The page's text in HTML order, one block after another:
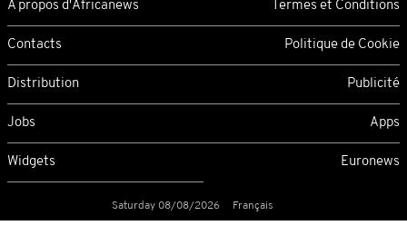
A propos d'Africanews Termes et Conditions
Contacts Politique de Cookie
Distribution Publicité
Jobs Apps
Widgets Euronews
Saturday 08/08/2026